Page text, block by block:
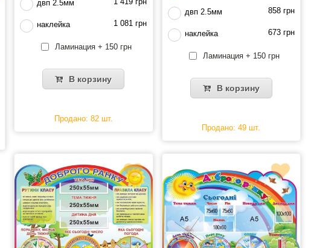
двп 2.5мм
наклейка 1 081 грн
Ламинация + 150 грн
В корзину
Продано: 82 шт.
двп 2.5мм 858 грн
наклейка 673 грн
Ламинация + 150 грн
В корзину
Продано: 49 шт.